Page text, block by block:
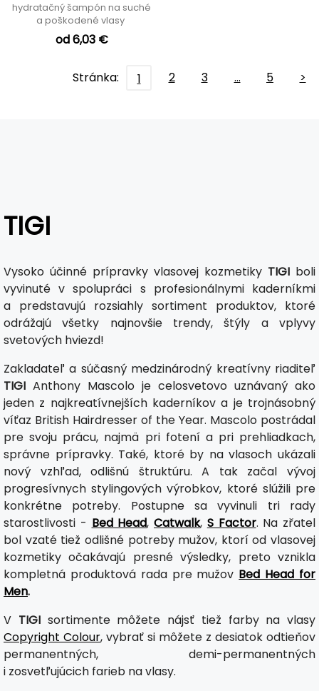
hydratačný šampón na suché
a poškodené vlasy
od 6,03 €
Stránka: 1 2 3 … 5 >
TIGI
Vysoko účinné prípravky vlasovej kozmetiky TIGI boli
vyvinuté v spolupráci s profesionálnymi kaderníkmi
a predstavujú rozsiahly sortiment produktov, ktoré
odrážajú všetky najnovšie trendy, štýly a vplyvy
svetových hviezd!
Zakladateľ a súčasný medzinárodný kreatívny riaditeľ
TIGI Anthony Mascolo je celosvetovo uznávaný ako
jeden z najkreatívnejších kaderníkov a je trojnásobný
víťaz British Hairdresser of the Year. Mascolo postrádal
pre svoju prácu, najmä pri fotení a pri prehliadkach,
správne prípravky. Také, ktoré by na vlasoch ukázali
nový vzhľad, odlišnú štruktúru. A tak začal vývoj
progresívnych stylingových výrobkov, ktoré slúžili pre
konkrétne potreby. Postupne sa vyvinuli tri rady
starostlivosti - Bed Head, Catwalk, S Factor. Na zřatel
bol vzaté tiež odlišné potreby mužov, ktorí od vlasovej
kozmetiky očakávajú presné výsledky, preto vznikla
kompletná produktová rada pre mužov Bed Head for
Men.
V TIGIsortimente môžete nájsť tiež farby na vlasy
Copyright Colour, vybrať si môžete z desiatok odtieňov
permanentných, demi-permanentných
i zosvetľujúcich farieb na vlasy.